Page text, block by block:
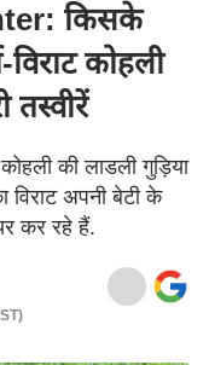
किसके
कोहली
तस्वीरें
की लाडली गुड़िया
अपनी बेटी के
कर रहे हैं.